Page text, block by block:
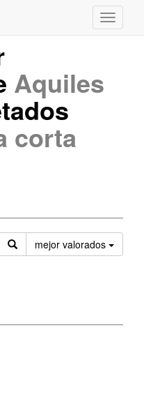
Aquiles
corta
mejor valorados